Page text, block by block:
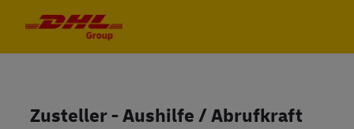
Zusteller - Aushilfe / Abrufkraft